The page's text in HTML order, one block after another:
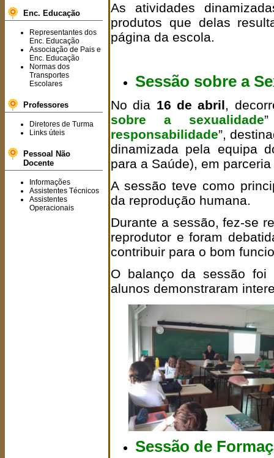
Enc. Educação
Representantes dos
Enc. Educação
Associação de Pais e
Enc. Educação
Normas dos
Transportes
Escolares
Professores
Diretores de Turma
Links úteis
Pessoal Não
Docente
Informações
Assistentes Técnicos
Assistentes
Operacionais
As atividades
produtos que delas
página da escola.
Sessão sobre a
No dia 16 de abril,
sobre a sexualidade
responsabilidade”,
dinamizada pela equipa
para a Saúde), em
A sessão teve como
da reprodução humana.
Durante a sessão, fez-se
reprodutor e foram
contribuir para o bom
O balanço da sessão foi
alunos demonstraram
Sessão de